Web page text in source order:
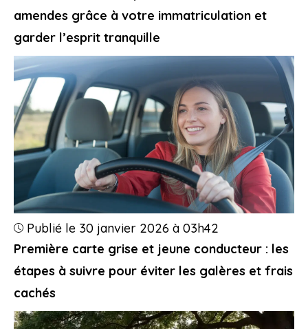
amendes grâce à votre immatriculation et
garder l’esprit tranquille
Première carte grise et jeune conducteur : les
étapes à suivre pour éviter les galères et frais
cachés
Publié le 30 janvier 2026 à 03h42